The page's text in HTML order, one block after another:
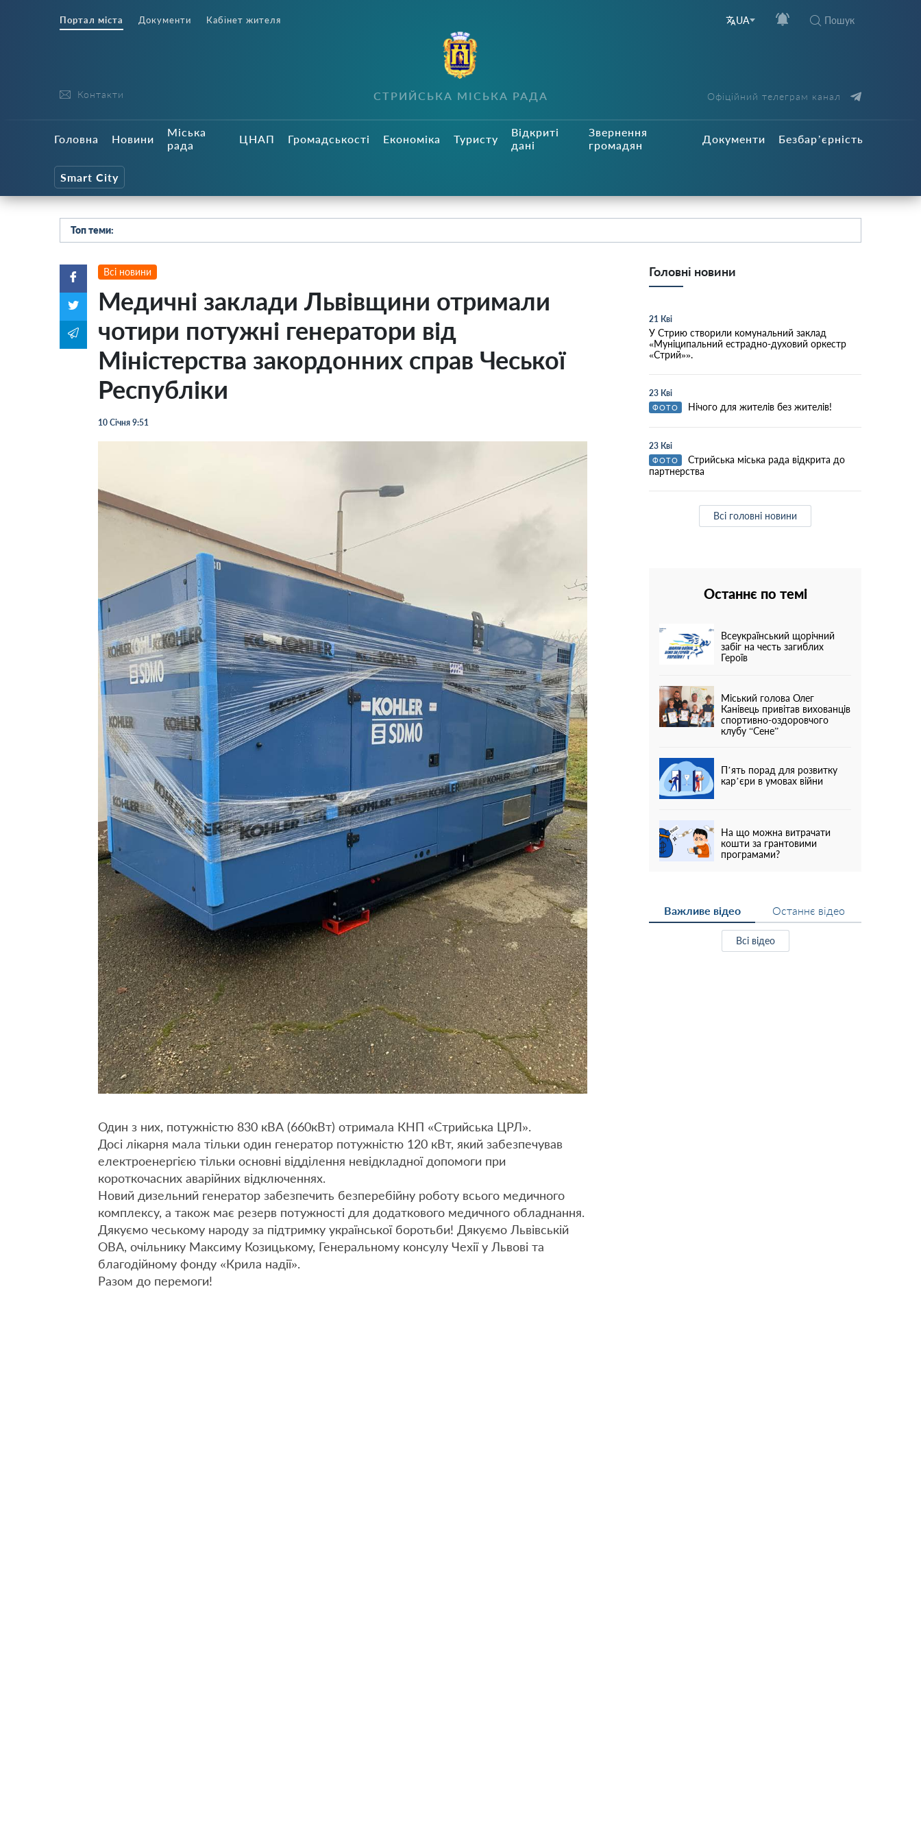
Портал міста Документи Кабінет жителя UA Пошук
Контакти СТРИЙСЬКА МІСЬКА РАДА Офіційний телеграм канал
Головна Новини
Міська
рада
ЦНАП Громадськості Економіка Туристу
Відкриті
дані
Звернення
громадян
Документи Безбар’єрність
Smart City
Топ теми:
Всі новини
Медичні заклади Львівщини отримали
чотири потужні генератори від
Міністерства закордонних справ Чеської
Республіки
10 Січня 9:51
Один з них, потужністю 830 кВА (660кВт) отримала КНП «Стрийська ЦРЛ».
Досі лікарня мала тільки один генератор потужністю 120 кВт, який забезпечував
електроенергією тільки основні відділення невідкладної допомоги при
короткочасних аварійних відключеннях.
Новий дизельний генератор забезпечить безперебійну роботу всього медичного
комплексу, а також має резерв потужності для додаткового медичного обладнання.
Дякуємо чеському народу за підтримку української боротьби! Дякуємо Львівській
ОВА, очільнику Максиму Козицькому, Генеральному консулу Чехії у Львові та
благодійному фонду «Крила надії».
Разом до перемоги!
Головні новини
21 Кві
У Стрию створили комунальний заклад
«Муніципальний естрадно-духовий оркестр
«Стрий»».
23 Кві
ФОТО Нічого для жителів без жителів!
23 Кві
ФОТО
Стрийська міська рада відкрита до
партнерства
Всі головні новини
Останнє по темі
Всеукраїнський щорічний
забіг на честь загиблих
Героїв
Міський голова Олег
Канівець привітав вихованців
спортивно-оздоровчого
клубу “Сене”
П’ять порад для розвитку
кар’єри в умовах війни
На що можна витрачати
кошти за грантовими
програмами?
Важливе відео Останнє відео
Всі відео